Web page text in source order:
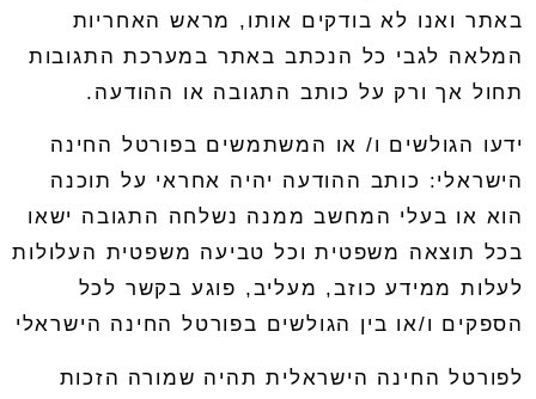
באתר ואנו לא בודקים אותו , מראש האחריות
המלאה לגבי כל הנכתב באתר במערכת התגובות
תחול אך ורק על כותב התגובה או ההודעה .
ידעו הגולשים ו/ או המשתמשים בפורטל החינה
הישראלי: כותב ההודעה יהיה אחראי על תוכנה
הוא או בעלי המחשב ממנה נשלחה התגובה ישאו
בכל תוצאה משפטית וכל טביעה משפטית העלולות
לעלות ממידע כוזב, מעליב, פוגע בקשר לכל
הספקים ו/או בין הגולשים בפורטל החינה הישראלי
לפורטל החינה הישראלית תהיה שמורה הזכות